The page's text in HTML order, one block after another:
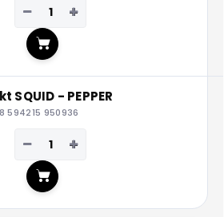
+
−
Do košíku
- PEPPER
8 594215 950936
+
−
Do košíku